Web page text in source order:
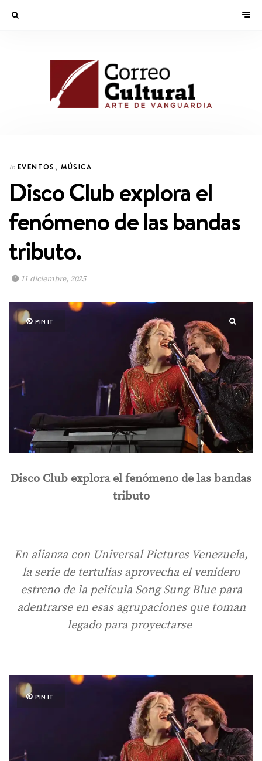
In EVENTOS, MÚSICA
Disco Club explora el
fenómeno de las bandas
tributo.
11 diciembre, 2025
PIN IT
Disco Club explora el fenómeno de las bandas
tributo
En alianza con Universal Pictures Venezuela,
la serie de tertulias aprovecha el venidero
estreno de la película Song Sung Blue para
adentrarse en esas agrupaciones que toman
legado para proyectarse
PIN IT